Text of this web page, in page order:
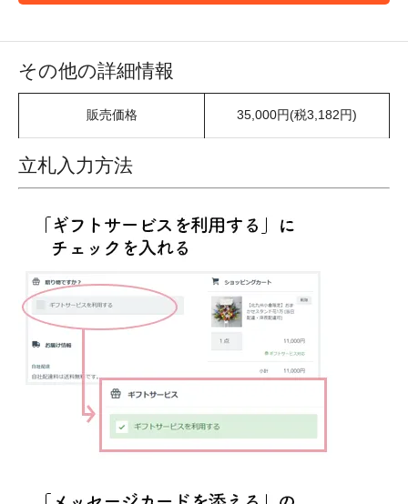
その他の詳細情報
販売価格 35,000円(税3,182円)
立札入力方法